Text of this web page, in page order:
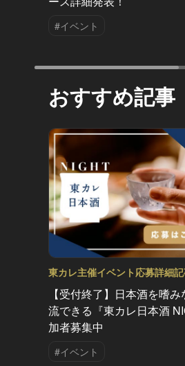
#イベント
おすすめ記事
東カレ主催イベント応募詳細
Vol.13
【受付終了】日本酒を嗜
流できる『東カレ日本酒
加者募集中
#イベント